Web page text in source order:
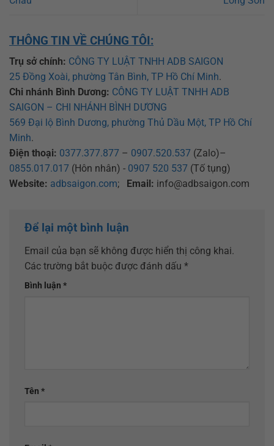
THÔNG TIN VỀ CHÚNG TÔI:
Trụ sở chính: CÔNG TY LUẬT TNHH ADB SAIGON
25 Đồng Xoài, phường Tân Bình, TP Hồ Chí Minh.
Chi nhánh Bình Dương: CÔNG TY LUẬT TNHH ADB
SAIGON – CHI NHÁNH BÌNH DƯƠNG
569 Đại lộ Bình Dương, phường Thủ Dầu Một, TP Hồ Chí
Minh.
Điện thoại: 0377.377.877 – 0907.520.537 (Zalo)–
0855.017.017 (Hôn nhân) - 0907 520 537 (Tố tụng)
Website: adbsaigon.com; Email: info@adbsaigon.com
Để lại một bình luận
Email của bạn sẽ không được hiển thị công khai.
Các trường bắt buộc được đánh dấu *
Bình luận *
Tên *